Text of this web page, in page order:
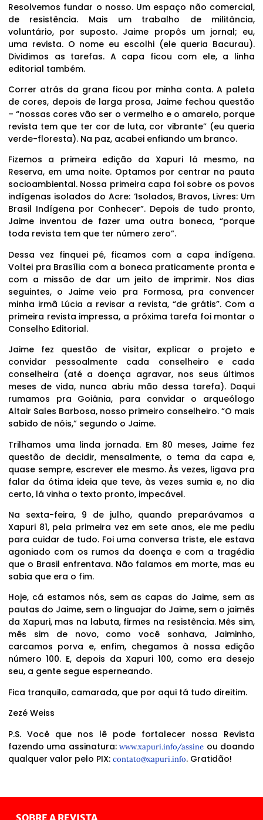
Resolvemos fundar o nosso. Um espaço não comercial,
de resistência. Mais um trabalho de militância,
voluntário, por suposto. Jaime propôs um jornal; eu,
uma revista. O nome eu escolhi (ele queria Bacurau).
Dividimos as tarefas. A capa ficou com ele, a linha
editorial também.
Correr atrás da grana ficou por minha conta. A paleta
de cores, depois de larga prosa, Jaime fechou questão
– “nossas cores vão ser o vermelho e o amarelo, porque
revista tem que ter cor de luta, cor vibrante” (eu queria
verde-floresta). Na paz, acabei enfiando um branco.
Fizemos a primeira edição da Xapuri lá mesmo, na
Reserva, em uma noite. Optamos por centrar na pauta
socioambiental. Nossa primeira capa foi sobre os povos
indígenas isolados do Acre: ‘Isolados, Bravos, Livres: Um
Brasil Indígena por Conhecer”. Depois de tudo pronto,
Jaime inventou de fazer uma outra boneca, “porque
toda revista tem que ter número zero”.
Dessa vez finquei pé, ficamos com a capa indígena.
Voltei pra Brasília com a boneca praticamente pronta e
com a missão de dar um jeito de imprimir. Nos dias
seguintes, o Jaime veio pra Formosa, pra convencer
minha irmã Lúcia a revisar a revista, “de grátis”. Com a
primeira revista impressa, a próxima tarefa foi montar o
Conselho Editorial.
Jaime fez questão de visitar, explicar o projeto e
convidar pessoalmente cada conselheiro e cada
conselheira (até a doença agravar, nos seus últimos
meses de vida, nunca abriu mão dessa tarefa). Daqui
rumamos pra Goiânia, para convidar o arqueólogo
Altair Sales Barbosa, nosso primeiro conselheiro. “O mais
sabido de nóis,” segundo o Jaime.
Trilhamos uma linda jornada. Em 80 meses, Jaime fez
questão de decidir, mensalmente, o tema da capa e,
quase sempre, escrever ele mesmo. Às vezes, ligava pra
falar da ótima ideia que teve, às vezes sumia e, no dia
certo, lá vinha o texto pronto, impecável.
Na sexta-feira, 9 de julho, quando preparávamos a
Xapuri 81, pela primeira vez em sete anos, ele me pediu
para cuidar de tudo. Foi uma conversa triste, ele estava
agoniado com os rumos da doença e com a tragédia
que o Brasil enfrentava. Não falamos em morte, mas eu
sabia que era o fim.
Hoje, cá estamos nós, sem as capas do Jaime, sem as
pautas do Jaime, sem o linguajar do Jaime, sem o jaimês
da Xapuri, mas na labuta, firmes na resistência. Mês sim,
mês sim de novo, como você sonhava, Jaiminho,
carcamos porva e, enfim, chegamos à nossa edição
número 100. E, depois da Xapuri 100, como era desejo
seu, a gente segue esperneando.
Fica tranquilo, camarada, que por aqui tá tudo direitim.
Zezé Weiss
P.S. Você que nos lê pode fortalecer nossa Revista
fazendo uma assinatura:www.xapuri.info/assine ou doando
qualquer valor pelo PIX: contato@xapuri.info. Gratidão!
SOBRE A REVISTA